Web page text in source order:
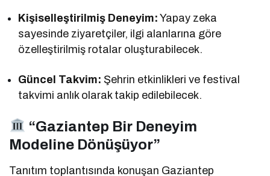
Kişiselleştirilmiş Deneyim: Yapay zeka
sayesinde ziyaretçiler, ilgi alanlarına göre
özelleştirilmiş rotalar oluşturabilecek.
Güncel Takvim: Şehrin etkinlikleri ve festival
takvimi anlık olarak takip edilebilecek.
“Gaziantep Bir Deneyim
Modeline Dönüşüyor”
Tanıtım toplantısında konuşan Gaziantep